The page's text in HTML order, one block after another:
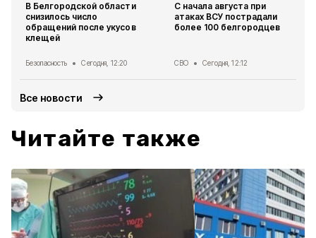
В Белгородской области
снизилось число
обращений после укусов
клещей
Безопасность Сегодня, 12:20
С начала августа при
атаках ВСУ пострадали
более 100 белгородцев
СВО Сегодня, 12:12
Все новости
Читайте также